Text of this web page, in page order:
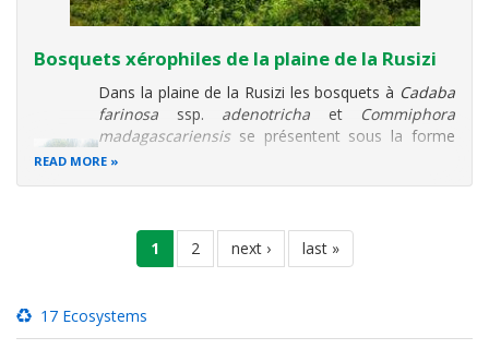
Bosquets xérophiles de la plaine de la Rusizi
Dans la plaine de la Rusizi les bosquets à Cadaba
farinosa ssp. adenotricha et
Commiphora
madagascariensisse présentent sous la forme
d'une végétation ouverte où les boqueteaux sont
Les boqueteaux xérophiles
READ MORE
current
page
1 page
2
next
page
next ›
last
page
last »
17 Ecosystems